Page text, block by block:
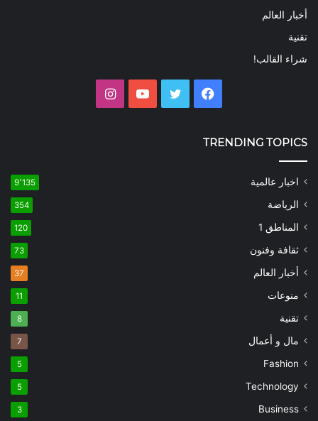
أخبار العالم
تقنية
شراء القالب!
فيسبوك تويتر يوتيوب
TRENDING TOPICS
اخبار عالمية 9٬135
الرياضة 354
المناطق 1 120
ثقافة وفنون 73
أخبار العالم 37
منوعات 11
تقنية 8
مال و أعمال 7
Fashion
5
Technology
5
Business
3